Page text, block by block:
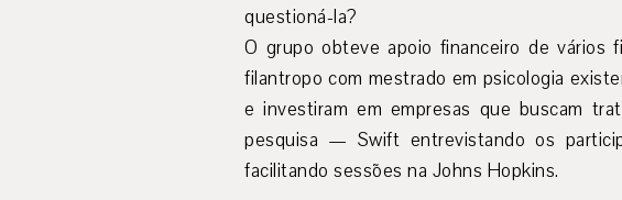
questioná-la?
O grupo obteve apoio financeiro de vários
filantropo com mestrado em psicologia
e investiram em empresas que buscam
pesquisa — Swift entrevistando os
facilitando sessões na Johns Hopkins.